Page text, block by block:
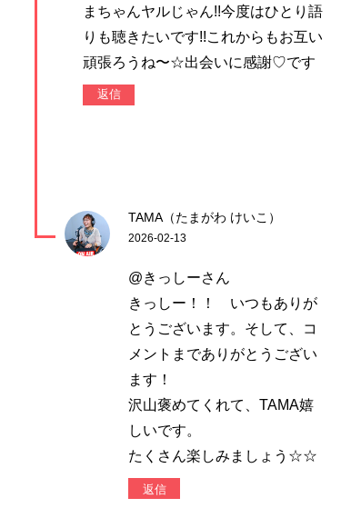
まちゃんヤルじゃん!!今度はひとり語
りも聴きたいです!!これからもお互い
頑張ろうね〜☆出会いに感謝♡です
返信
TAMA（たまがわ けいこ）
2026-02-13
@きっしーさん
きっしー！！ いつもありが
とうございます。そして、コ
メントまでありがとうござい
ます！
沢山褒めてくれて、TAMA嬉
しいです。
たくさん楽しみましょう☆☆
返信